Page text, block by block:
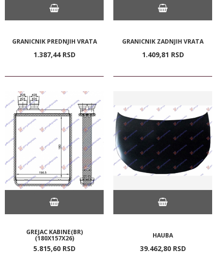
GRANICNIK PREDNJIH VRATA
1.387,44 RSD
GRANICNIK ZADNJIH VRATA
1.409,81 RSD
GREJAC KABINE(BR)
(180X157X26)
5.815,60 RSD
HAUBA
39.462,80 RSD